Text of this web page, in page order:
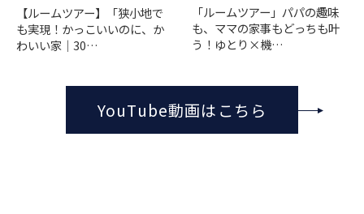
【ルームツアー】「狭小地で
も実現！かっこいいのに、か
わいい家｜30…
「ルームツアー」パパの趣味
も、ママの家事もどっちも叶
う！ゆとり×機…
YouTube動画はこちら